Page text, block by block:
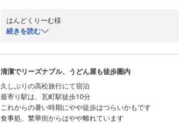
はんどくりーむ様
露天風呂のシャワーについて、ご不便をおかけいたし
すぐに設備改修に取り掛かる事ができない点が心苦し
るよう努めてまいりたいと存じます。
スタッフの対応・朝食に関してお褒めのお言葉を頂きま
お褒めのお言葉・評価は他のスタッフにも共有し、さ
続きを読む
清潔でリーズナブル、うどん屋も徒歩圏内
久しぶりの高松旅行にて宿泊
最寄り駅は、瓦町駅徒歩10分
これからの暑い時期にやや徒歩はつらいかもです
食事処、繁華街からはやや離れています